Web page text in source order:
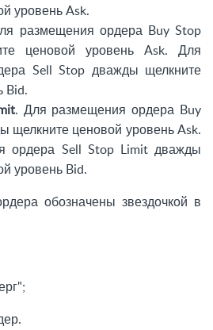
уровень Ask.
размещения ордера Buy Stop
ценовой уровень Ask. Для
Sell Stop дважды щелкните
Bid.
. Для размещения ордера Buy
щелкните ценовой уровень Ask.
ордера Sell Stop Limit дважды
уровень Bid.
обозначены звездочкой в